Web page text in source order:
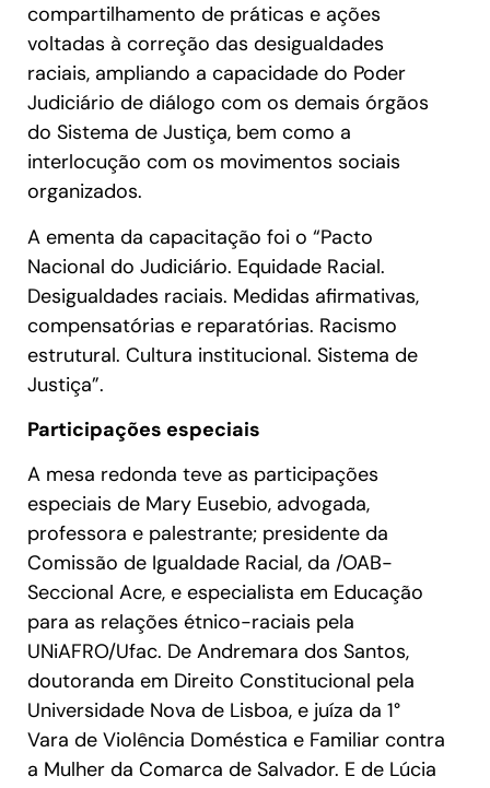
compartilhamento de práticas e ações
voltadas à correção das desigualdades
raciais, ampliando a capacidade do Poder
Judiciário de diálogo com os demais órgãos
do Sistema de Justiça, bem como a
interlocução com os movimentos sociais
organizados.
A ementa da capacitação foi o “Pacto
Nacional do Judiciário. Equidade Racial.
Desigualdades raciais. Medidas afirmativas,
compensatórias e reparatórias. Racismo
estrutural. Cultura institucional. Sistema de
Justiça”.
Participações especiais
A mesa redonda teve as participações
especiais de Mary Eusebio, advogada,
professora e palestrante; presidente da
Comissão de Igualdade Racial, da /OAB-
Seccional Acre, e especialista em Educação
para as relações étnico-raciais pela
UNiAFRO/Ufac. De Andremara dos Santos,
doutoranda em Direito Constitucional pela
Universidade Nova de Lisboa, e juíza da 1°
Vara de Violência Doméstica e Familiar contra
a Mulher da Comarca de Salvador. E de Lúcia